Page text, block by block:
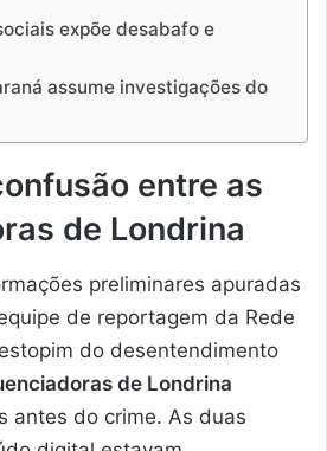
expõe desabafo e
assume investigações do
entre as
de Londrina
preliminares apuradas
de reportagem da Rede
do desentendimento
de Londrina
antes do crime. As duas